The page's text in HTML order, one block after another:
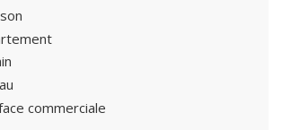
commerciale